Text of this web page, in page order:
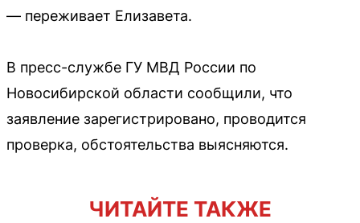
— переживает Елизавета.
В пресс-службе ГУ МВД России по
Новосибирской области сообщили, что
заявление зарегистрировано, проводится
проверка, обстоятельства выясняются.
ЧИТАЙТЕ ТАКЖЕ